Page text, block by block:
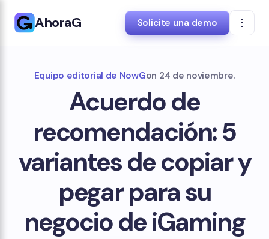
AhoraG Solicite una demo
Equipo editorial de NowGon 24 de noviembre.
Acuerdo de
recomendación: 5
variantes de copiar y
pegar para su
negocio de iGaming